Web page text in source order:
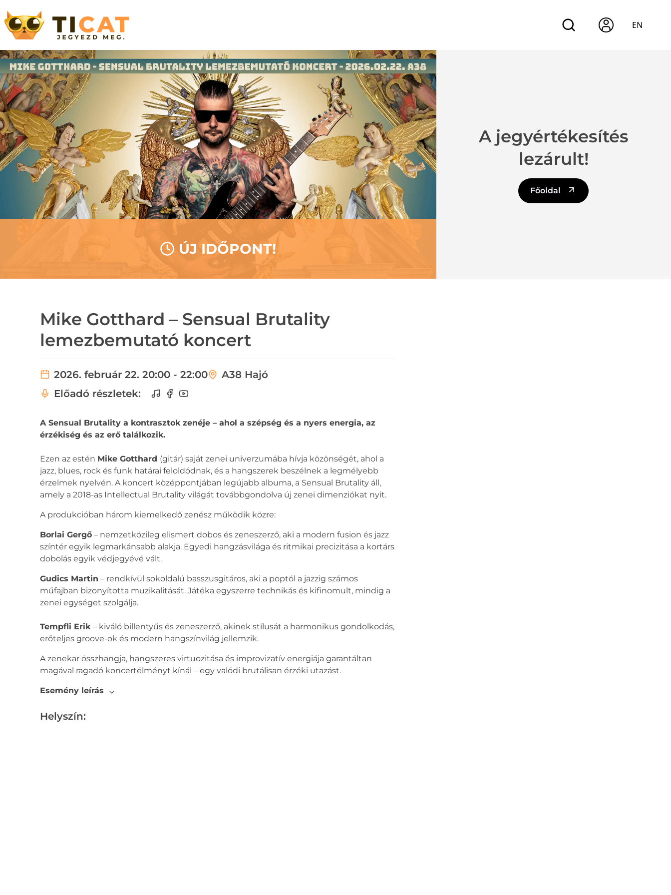
EN
ÚJ IDŐPONT!
Mike Gotthard – Sensual Brutality
lemezbemutató koncert
2026. február 22. 20:00 - 22:00
A38 Hajó
Előadó részletek:
A jegyértékesítés
lezárult!
Főoldal
A Sensual Brutality a kontrasztok zenéje – ahol a szépség és a nyers energia, az
érzékiség és az erő találkozik.
Ezen az estén Mike Gotthard (gitár) saját zenei univerzumába hívja közönségét, ahol a
jazz, blues, rock és funk határai feloldódnak, és a hangszerek beszélnek a legmélyebb
érzelmek nyelvén. A koncert középpontjában legújabb albuma, a Sensual Brutality áll,
amely a 2018-as Intellectual Brutality világát továbbgondolva új zenei dimenziókat nyit.
A produkcióban három kiemelkedő zenész működik közre:
Borlai Gergő – nemzetközileg elismert dobos és zeneszerző, aki a modern fusion és jazz
színtér egyik legmarkánsabb alakja. Egyedi hangzásvilága és ritmikai precizitása a kortárs
dobolás egyik védjegyévé vált.
Gudics Martin – rendkívül sokoldalú basszusgitáros, aki a poptól a jazzig számos
műfajban bizonyította muzikalitását. Játéka egyszerre technikás és kifinomult, mindig a
zenei egységet szolgálja.
Tempfli Erik – kiváló billentyűs és zeneszerző, akinek stílusát a harmonikus gondolkodás,
erőteljes groove-ok és modern hangszínvilág jellemzik.
A zenekar összhangja, hangszeres virtuozitása és improvizatív energiája garantáltan
magával ragadó koncertélményt kínál – egy valódi brutálisan érzéki utazást.
Esemény leírás
Helyszín: